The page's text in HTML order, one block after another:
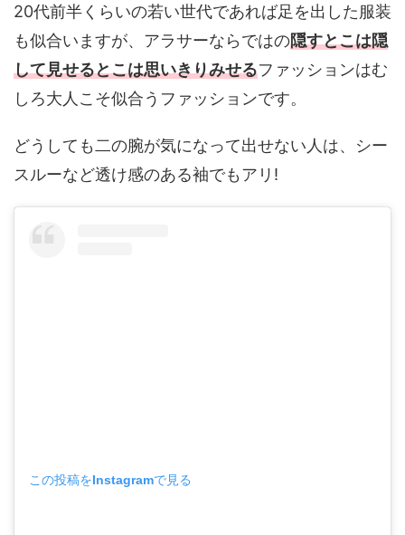
20代前半くらいの若い世代であれば足を出した服装
も似合いますが、アラサーならではの隠すとこは隠
して見せるとこは思いきりみせるファッションはむ
しろ大人こそ似合うファッションです。
どうしても二の腕が気になって出せない人は、シー
スルーなど透け感のある袖でもアリ!
この投稿をInstagramで見る